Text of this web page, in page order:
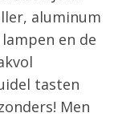
aluminum
en de
tasten
Men